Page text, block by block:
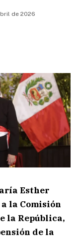
de 2026
Esther
la Comisión
la República,
de la